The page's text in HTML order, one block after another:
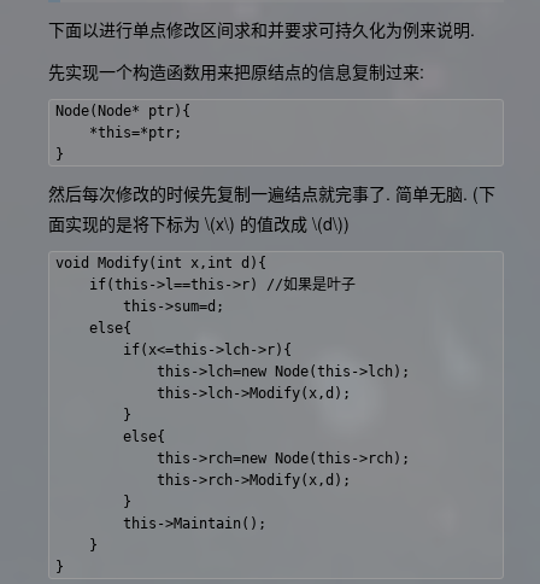
下面以进行单点修改区间求和并要求可持久化为例来说明.
先实现一个构造函数用来把原结点的信息复制过来:
Node(Node* ptr){
    *this=*ptr;
然后每次修改的时候先复制一遍结点就完事了. 简单无脑. (下
面实现的是将下标为 \(x\) 的值改成 \(d\))
void Modify(int x,int d){
    if(this->l==this->r) //如果是叶子
        this->sum=d;
    else{
        if(x<=this->lch->r){
            this->lch=new Node(this->lch);
            this->lch->Modify(x,d);
        }
        else{
            this->rch=new Node(this->rch);
            this->rch->Modify(x,d);
        }
        this->Maintain();
    }